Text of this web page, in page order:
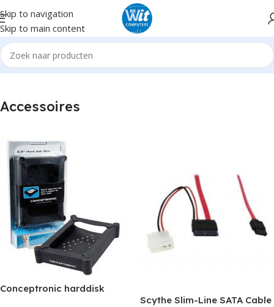
Skip to navigation
Skip to main content
Home Hardware Harddisk intern Accessoires
Accessoires
Conceptronic harddisk
Scythe Slim-Line SATA Cable